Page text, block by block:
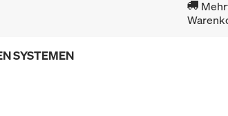
SYSTEMEN